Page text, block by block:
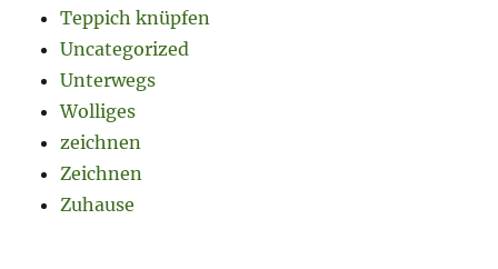
Teppich knüpfen
Uncategorized
Unterwegs
Wolliges
zeichnen
Zeichnen
Zuhause